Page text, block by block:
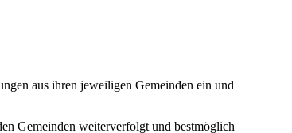
aus ihren jeweiligen Gemeinden ein und
Gemeinden weiterverfolgt und bestmöglich